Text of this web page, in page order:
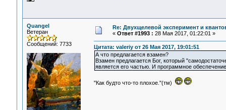
Quangel
Ветеран
Сообщений: 7733
Re: Двухщелевой эксперимент и
« Ответ #1993 : 28 Мая 2017, 01:22:01 »
Цитата: valeriy от 26 Мая 2017, 19:01:51
А что предлагается взамен?
Взамен предлагается Бог, который
является его частью. И программное
"Как будто что-то плохое."(тм)